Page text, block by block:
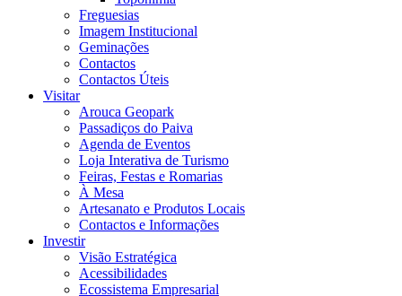
Freguesias
Imagem Institucional
Geminações
Contactos
Contactos Úteis
Visitar
Arouca Geopark
Passadiços do Paiva
Agenda de Eventos
Loja Interativa de Turismo
Feiras, Festas e Romarias
À Mesa
Artesanato e Produtos Locais
Contactos e Informações
Investir
Visão Estratégica
Acessibilidades
Ecossistema Empresarial